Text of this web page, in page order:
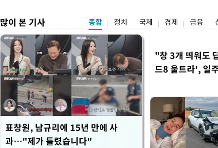
많이 본 기사 종합 정치 국제 경제 금융
표창원, 남규리에 15년 만에 사
과…"제가 틀렸습니다"
"창 3개 띄워도
드8 울트라', 일